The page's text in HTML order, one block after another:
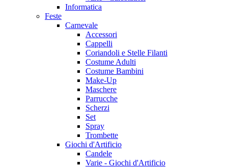
Informatica
Feste
Carnevale
Accessori
Cappelli
Coriandoli e Stelle Filanti
Costume Adulti
Costume Bambini
Make-Up
Maschere
Parrucche
Scherzi
Set
Spray
Trombette
Giochi d'Artificio
Candele
Varie - Giochi d'Artificio